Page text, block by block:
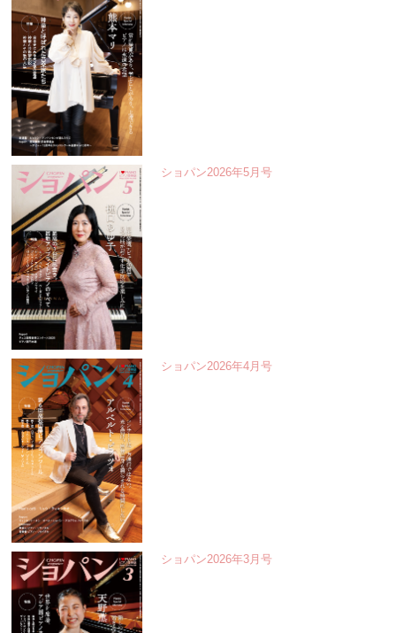
ショパン2026年5月号
ショパン2026年4月号
ショパン2026年3月号